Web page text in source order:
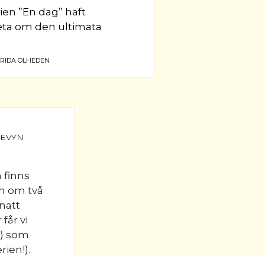
”En dag” haft
om den ultimata
OLHEDEN
finns
om två
vi
som